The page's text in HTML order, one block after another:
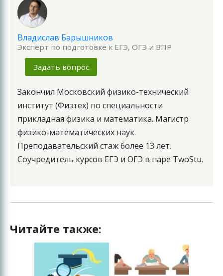
Владислав Барышников
Эксперт по подготовке к ЕГЭ, ОГЭ и ВПР
Задать вопрос
Закончил Московский физико-технический
институт (Физтех) по специальности
прикладная физика и математика. Магистр
физико-математических наук.
Преподавательский стаж более 13 лет.
Соучредитель курсов ЕГЭ и ОГЭ в паре TwoStu.
Читайте также: